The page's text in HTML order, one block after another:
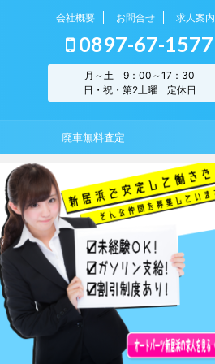
会社概要 お問合せ 求人案内
0897-67-1577
月～土 9：00～17：30
日・祝・第2土曜 定休日
廃車無料査定